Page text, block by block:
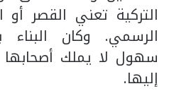
التركية تعني القصر أو
الرسمي. وكان
سهول لا يملك
إليها.